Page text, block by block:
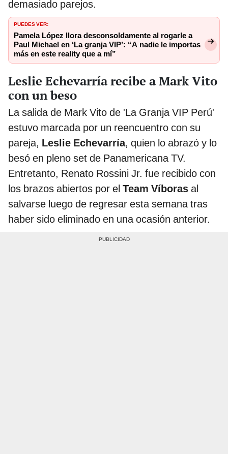
demasiado parejos.
PUEDES VER:
Pamela López llora desconsoldamente al rogarle a
Paul Michael en ‘La granja VIP’: “A nadie le importas
más en este reality que a mí”
Leslie Echevarría recibe a Mark Vito
con un beso
La salida de Mark Vito de 'La Granja VIP Perú'
estuvo marcada por un reencuentro con su
pareja, Leslie Echevarría, quien lo abrazó y lo
besó en pleno set de Panamericana TV.
Entretanto, Renato Rossini Jr. fue recibido con
los brazos abiertos por el Team Víboras al
salvarse luego de regresar esta semana tras
haber sido eliminado en una ocasión anterior.